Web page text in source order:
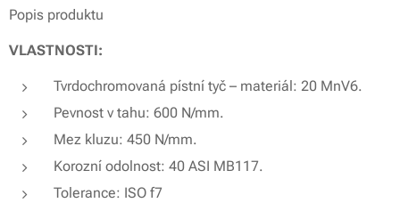
Popis produktu
VLASTNOSTI:
Tvrdochromovaná pístní tyč – materiál: 20 MnV6.
Pevnost v tahu: 600 N/mm.
Mez kluzu: 450 N/mm.
Korozní odolnost: 40 ASI MB117.
Tolerance: ISO f7